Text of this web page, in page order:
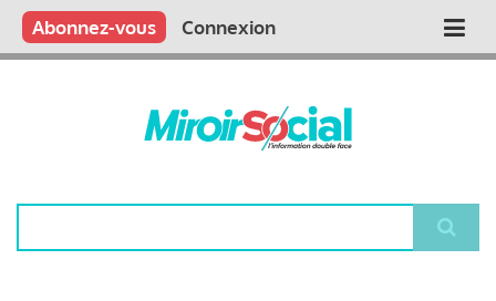
Aller
contenu
Main
Qui sommes nous ?
Vous publiez
Nous publions
Contactez-nous
Abonnez-vous Connexion